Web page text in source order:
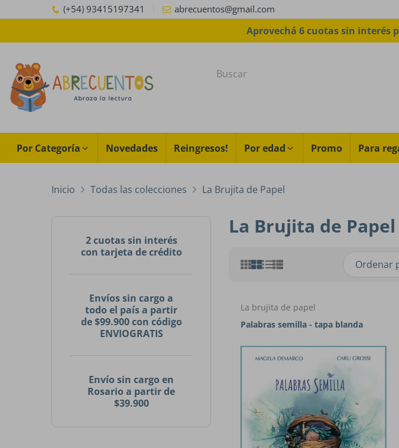
(+54) 93415197341 abrecuentos@gmail.com
Aprovechá 6 cuotas sin interés
Por Categoría Novedades Reingresos! Por edad Promo Para
Inicio Todas las colecciones La Brujita de Papel
2 cuotas sin interés
con tarjeta de crédito
Envíos sin cargo a
todo el país a partir
de $99.900 con código
ENVIOGRATIS
Envío sin cargo en
Rosario a partir de
$39.900
La Brujita de Papel
Ordenar
La brujita de papel
Palabras semilla - tapa blanda